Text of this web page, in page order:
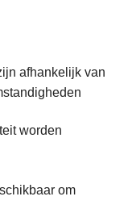
afhankelijk van
worden
om